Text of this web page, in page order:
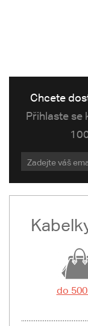
Chcete
Přihlaste se
do